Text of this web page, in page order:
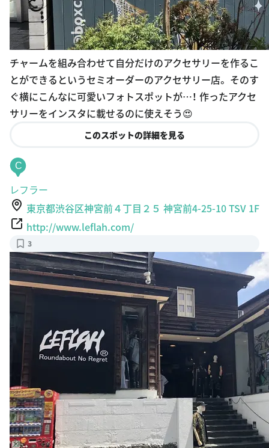
チャームを組み合わせて自分だけのアクセサリーを作るこ
とができるというセミオーダーのアクセサリー店。 そのす
ぐ横にこんなに可愛いフォトスポットが…！ 作ったアクセ
サリーをインスタに載せるのに使えそう😍
このスポットの詳細を見る
レフラー
東京都渋谷区神宮前４丁目２５ 神宮前4-25-10 TSV 1F
http://www.leflah.com/
3